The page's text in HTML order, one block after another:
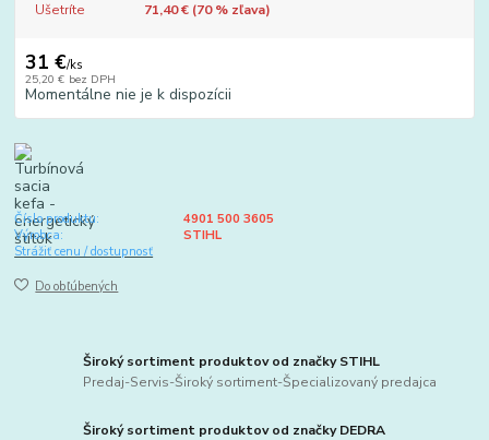
Ušetríte 71,40 € (70% zľava)
31 €/ks
25,20 € bez DPH
Momentálne nie je k dispozícii
Číslo produktu:
4901 500 3605
Výrobca:
STIHL
Strážiť cenu / dostupnosť
Do obľúbených
Široký sortiment produktov od značky STIHL
Predaj-Servis-Široký sortiment-Špecializovaný predajca
Široký sortiment produktov od značky DEDRA